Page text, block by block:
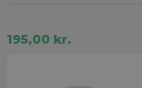
195,00 kr.